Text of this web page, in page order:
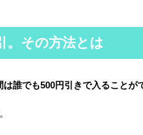
。その方法とは
誰でも500円引きで入ることが